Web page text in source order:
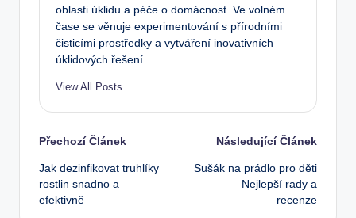
oblasti úklidu a péče o domácnost. Ve volném
čase se věnuje experimentování s přírodními
čisticími prostředky a vytváření inovativních
úklidových řešení.
View All Posts
Post
navigation
Přechozí Článek
Jak dezinfikovat truhlíky
rostlin snadno a
efektivně
Následující Článek
Sušák na prádlo pro děti
– Nejlepší rady a
recenze